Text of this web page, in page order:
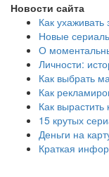
Новости сайта
Как
Новые
О
Личности:
Как выбрать
Как
Как вырастить
15 крутых
Деньги на
Краткая